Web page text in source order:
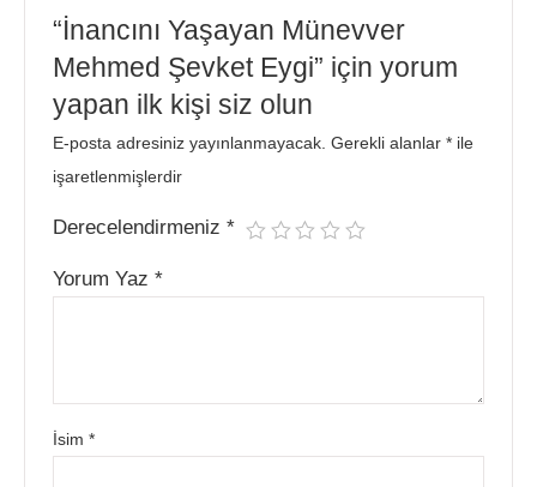
“İnancını Yaşayan Münevver
Mehmed Şevket Eygi” için yorum
yapan ilk kişi siz olun
E-posta adresiniz yayınlanmayacak. Gerekli alanlar* ile
işaretlenmişlerdir
Derecelendirmeniz*
Yorum Yaz*
İsim*